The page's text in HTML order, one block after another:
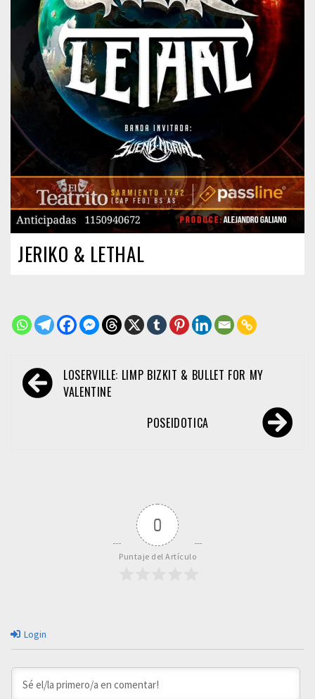
JERIKO & LETHAL
Navegación
de
LOSERVILLE: LIMP BIZKIT & BULLET FOR MY
VALENTINE
POSEIDOTICA
0
Puntaje del Artículo
Login